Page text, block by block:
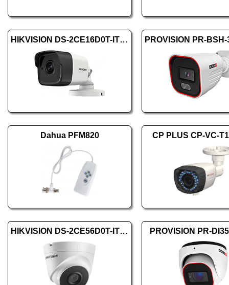
HIKVISION DS-2CE16D0T-ITFS (2.8mm)
Dahua PFM820 CP PLUS CP-VC-
HIKVISION DS-2CE56D0T-IT3F (2.8mm) PROVISION PR-